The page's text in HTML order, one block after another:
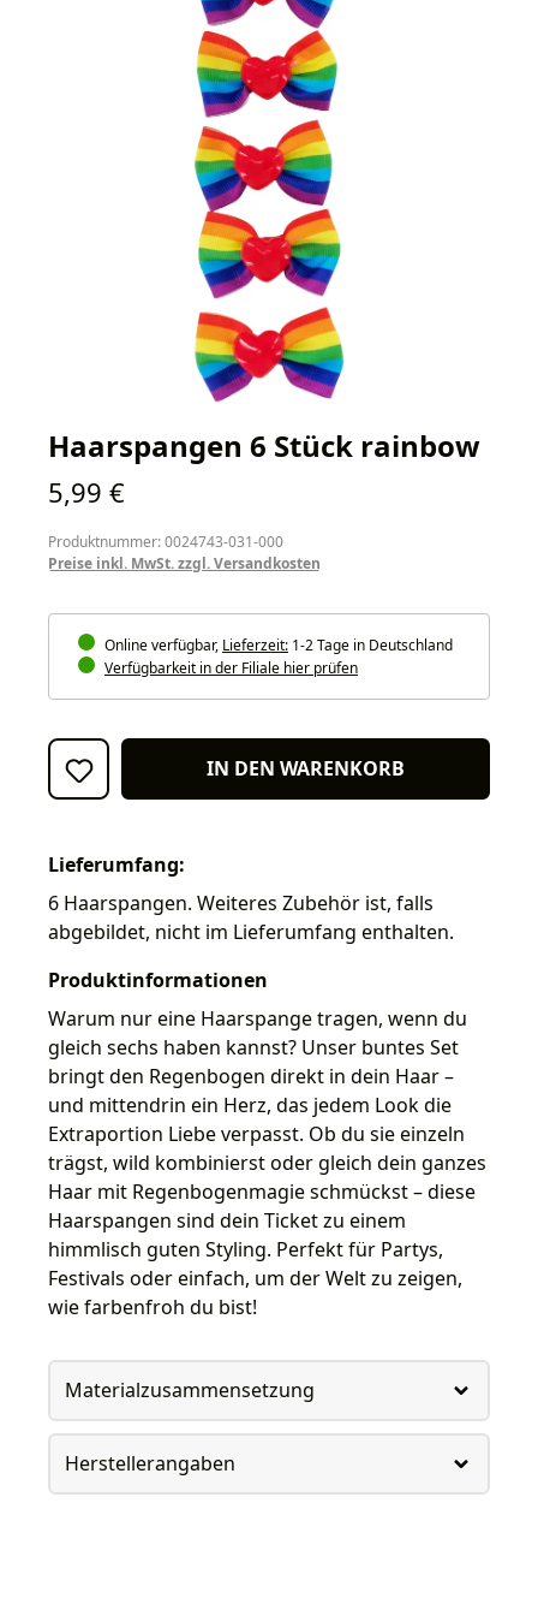
Haarspangen 6 Stück rainbow
Regulärer Preis:
5,99 €
Produktnummer: 0024743-031-000
Preise inkl. MwSt. zzgl. Versandkosten
Online verfügbar, Lieferzeit: 1-2 Tage in Deutschland
Verfügbarkeit in der Filiale hier prüfen
IN DEN WARENKORB
Lieferumfang:
6 Haarspangen. Weiteres Zubehör ist, falls
abgebildet, nicht im Lieferumfang enthalten.
Produktinformationen
Warum nur eine Haarspange tragen, wenn du
gleich sechs haben kannst? Unser buntes Set
bringt den Regenbogen direkt in dein Haar –
und mittendrin ein Herz, das jedem Look die
Extraportion Liebe verpasst. Ob du sie einzeln
trägst, wild kombinierst oder gleich dein ganzes
Haar mit Regenbogenmagie schmückst – diese
Haarspangen sind dein Ticket zu einem
himmlisch guten Styling. Perfekt für Partys,
Festivals oder einfach, um der Welt zu zeigen,
wie farbenfroh du bist!
Materialzusammensetzung
Herstellerangaben